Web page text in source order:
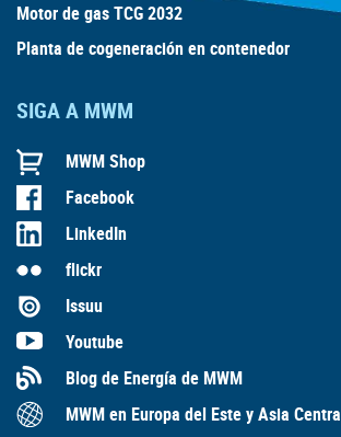
Motor de gas TCG 2032
Planta de cogeneración en contenedor
SIGA A MWM
MWM Shop
Facebook
LinkedIn
flickr
Issuu
Youtube
Blog de Energía de MWM
MWM en Europa del Este y Asia Centra